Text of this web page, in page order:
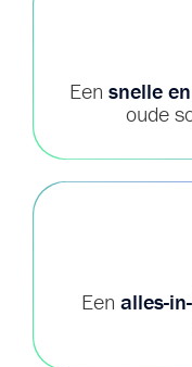
Eensnelle
oude
Eenalles-